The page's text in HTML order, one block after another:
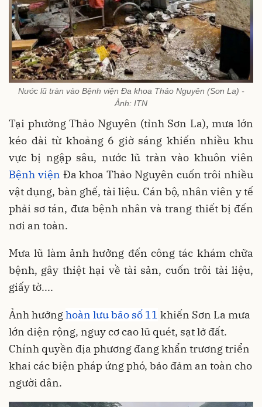
Nước lũ tràn vào Bệnh viện Đa khoa Thảo Nguyên (Sơn La) -
Ảnh: ITN
Tại phường Thảo Nguyên (tỉnh Sơn La), mưa lớn
kéo dài từ khoảng 6 giờ sáng khiến nhiều khu
vực bị ngập sâu, nước lũ tràn vào khuôn viên
Bệnh viện Đa khoa Thảo Nguyên cuốn trôi nhiều
vật dụng, bàn ghế, tài liệu. Cán bộ, nhân viên y tế
phải sơ tán, đưa bệnh nhân và trang thiết bị đến
nơi an toàn.
Mưa lũ làm ảnh hưởng đến công tác khám chữa
bệnh, gây thiệt hại về tài sản, cuốn trôi tài liệu,
giấy tờ....
Ảnh hưởnghoàn lưu bão số 11 khiến Sơn La mưa
lớn diện rộng, nguy cơ cao lũ quét, sạt lở đất.
Chính quyền địa phương đang khẩn trương triển
khai các biện pháp ứng phó, bảo đảm an toàn cho
người dân.